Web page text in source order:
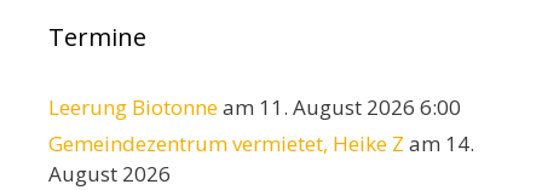
Termine
Leerung Biotonneam 11. August 2026 6:00
Gemeindezentrum vermietet, Heike Z am 14.
August 2026